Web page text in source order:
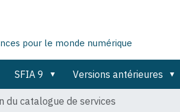
pour le monde numérique
SFIA 9 Versions antérieures
du catalogue de services